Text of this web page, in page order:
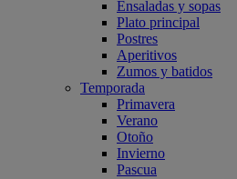
Ensaladas y sopas
Plato principal
Postres
Aperitivos
Zumos y batidos
Temporada
Primavera
Verano
Otoño
Invierno
Pascua